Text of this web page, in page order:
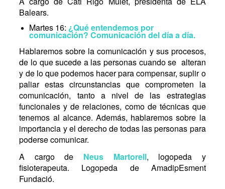
Balears.
Martes 16: ¿Qué entendemos por
comunicación? Comunicación del día a día.
Hablaremos sobre la comunicación y sus procesos,
de lo que sucede a las personas cuando se alteran
y de lo que podemos hacer para compensar, suplir o
paliar estas circunstancias que comprometen la
comunicación, tanto a nivel de las estrategias
funcionales y de relaciones, como de técnicas que
tenemos al alcance. Además, hablaremos sobre la
importancia y el derecho de todas las personas para
poderse comunicar.
A cargo de Neus Martorell, logopeda y
fisioterapeuta. Logopeda de AmadipEsment
Fundació.